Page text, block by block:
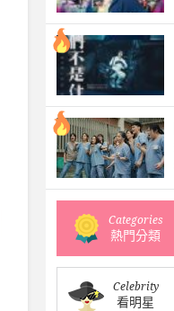
Categories
熱門分類
Celebrity
看明星